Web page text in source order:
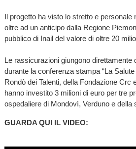
Il progetto ha visto lo stretto e
oltre ad un anticipo dalla Regione
pubblico di Inail del valore di oltre 20
Le rassicurazioni giungono direttamente
durante la conferenza stampa “La
Rondò dei Talenti, della Fondazione Crc
hanno investito 3 milioni di euro per tre
ospedaliere di Mondovì, Verduno e della
GUARDA QUI IL VIDEO: